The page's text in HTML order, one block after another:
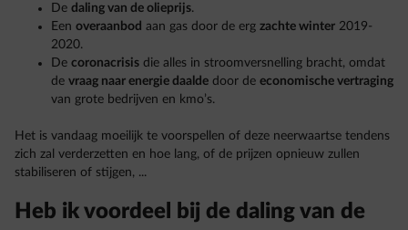
De daling van de olieprijs.
Een overaanbod aan gas door de erg zachte winter 2019-
2020.
De coronacrisis die alles in stroomversnelling bracht, omdat
de vraag naar energie daalde door de economische vertraging
van grote bedrijven en kmo’s.
Het is vandaag moeilijk te voorspellen of deze neerwaartse tendens
zich zal verderzetten en hoe lang, of de prijzen opnieuw zullen
stabiliseren of stijgen, ...
Heb ik voordeel bij de daling van de